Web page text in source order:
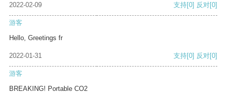
2022-02-09 支持[0] 反对[0]
游客
Hello, Greetings fr
2022-01-31 支持[0] 反对[0]
游客
BREAKING! Portable CO2